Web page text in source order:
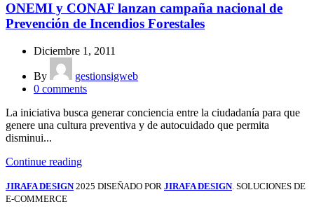
ONEMI y CONAF lanzan campaña nacional de
Prevención de Incendios Forestales
Diciembre 1, 2011
By
gestionsigweb
0 comments
La iniciativa busca generar conciencia entre la ciudadanía para que
genere una cultura preventiva y de autocuidado que permita
disminui...
Continue reading
JIRAFA DESIGN 2025 DISEÑADO POR JIRAFA DESIGN. SOLUCIONES DE
E-COMMERCE